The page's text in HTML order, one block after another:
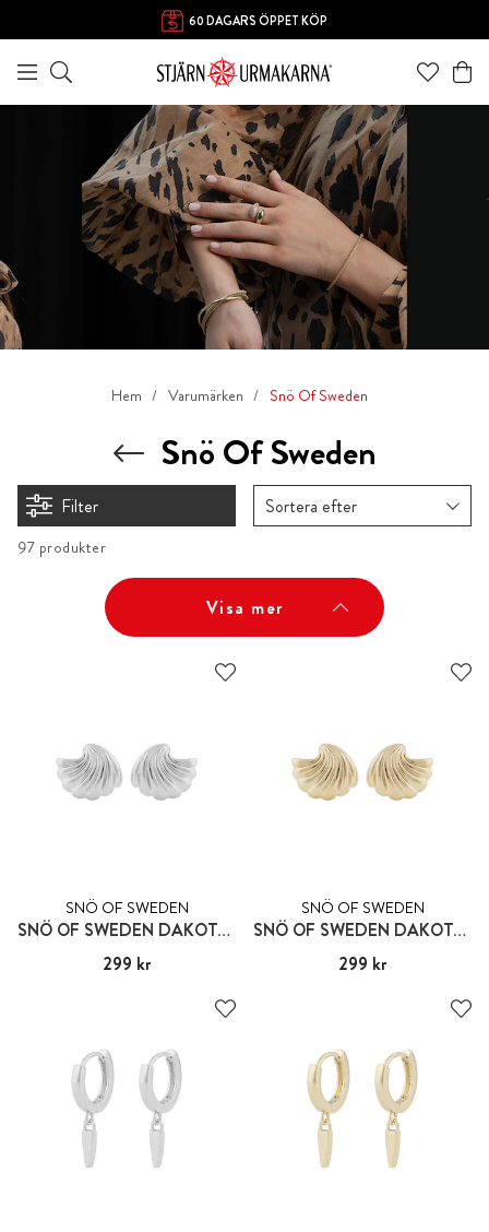
60 DAGARS ÖPPET KÖP
Hem Varumärken Snö Of Sweden
Snö Of Sweden
Filter Sortera efter
97 produkter
Visa mer
SNÖ OF SWEDEN
SNÖ OF SWEDEN DAKOTA TWIST SMALL
Pris:299 kr
299 kr
SNÖ OF SWEDEN
SNÖ OF SWEDEN DAKOTA TWIST SMALL
Pris:299 kr
299 kr